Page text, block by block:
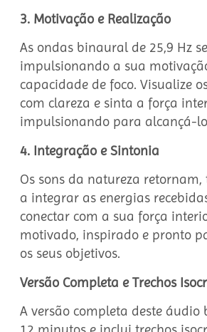
3. Motivação e Realização
As ondas binaural de 25,9 Hz
impulsionando a sua
capacidade de foco. Visualize
com clareza e sinta a força
impulsionando para alcançá-
4. Integração e Sintonia
Os sons da natureza
a integrar as energias
conectar com a sua força
motivado, inspirado e pronto
os seus objetivos.
Versão Completa e Trechos
A versão completa deste áudio